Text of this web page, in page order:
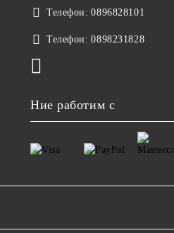
Телефон: 0896828101
Телефон: 0898231828
Ние работим с